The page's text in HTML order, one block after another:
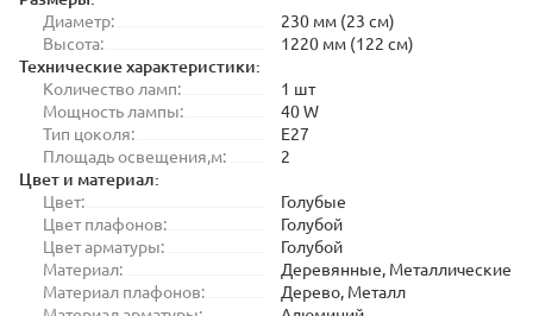
Диаметр:
230 мм (23 см)
Высота:
1220 мм (122 см)
Технические характеристики:
Количество ламп:
1 шт
Мощность лампы:
40 W
Тип цоколя:
E27
Площадь освещения,м:
2
Цвет и материал:
Цвет:
Голубые
Цвет плафонов:
Голубой
Цвет арматуры:
Голубой
Материал:
Деревянные, Металлические
Материал плафонов:
Дерево, Металл